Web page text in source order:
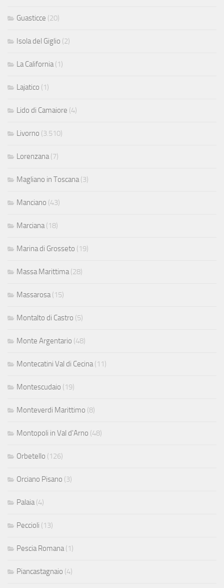
Guasticce (20)
Isola del Giglio (2)
La California (1)
Lajatico (1)
Lido di Camaiore (4)
Livorno (3.510)
Lorenzana (7)
Magliano in Toscana (3)
Manciano (43)
Marciana (18)
Marina di Grosseto (19)
Massa Marittima (28)
Massarosa (15)
Montalto di Castro (5)
Monte Argentario (48)
Montecatini Val di Cecina (11)
Montescudaio (19)
Monteverdi Marittimo (8)
Montopoli in Val d'Arno (48)
Orbetello (126)
Orciano Pisano (3)
Palaia (4)
Peccioli (13)
Pescia Romana (1)
Piancastagnaio (4)